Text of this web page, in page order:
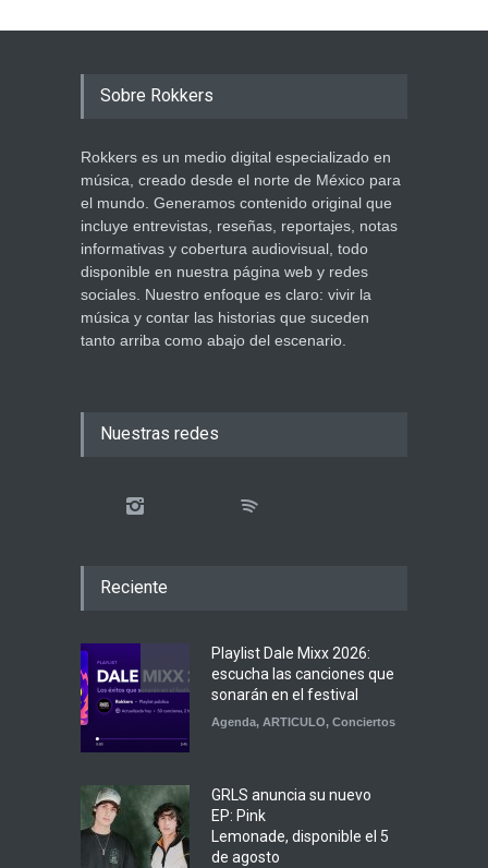
Sobre Rokkers
Rokkers es un medio digital especializado en
música, creado desde el norte de México para
el mundo. Generamos contenido original que
incluye entrevistas, reseñas, reportajes, notas
informativas y cobertura audiovisual, todo
disponible en nuestra página web y redes
sociales. Nuestro enfoque es claro: vivir la
música y contar las historias que suceden
tanto arriba como abajo del escenario.
Nuestras redes
Reciente
Playlist Dale Mixx 2026:
escucha las canciones que
sonarán en el festival
Agenda, ARTICULO, Conciertos
GRLS anuncia su nuevo
EP: Pink
Lemonade, disponible el 5
de agosto